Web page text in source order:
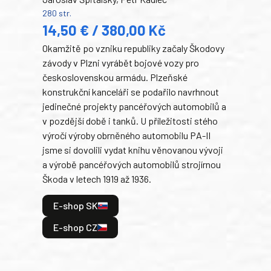
280 str.
14,50 € / 380,00 Kč
Okamžitě po vzniku republiky začaly Škodovy
závody v Plzni vyrábět bojové vozy pro
československou armádu. Plzeňské
konstrukční kanceláři se podařilo navrhnout
jedinečné projekty pancéřových automobilů a
v pozdější době i tanků. U příležitosti stého
výročí výroby obrněného automobilu PA-II
jsme si dovolili vydat knihu věnovanou vývoji
a výrobě pancéřových automobilů strojírnou
Škoda v letech 1919 až 1936.
E-shop SK
E-shop CZ